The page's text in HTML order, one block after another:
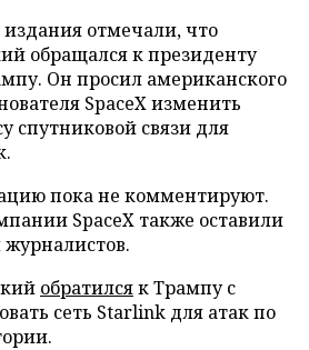
отмечали, что
обращался к президенту
Он просил американского
SpaceX изменить
спутниковой связи для
пока не комментируют.
SpaceX также оставили
журналистов.
обратилсяк Трампу с
сеть Starlink для атак по